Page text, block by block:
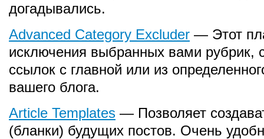
догадывались.
Advanced Category Excluder — Этот
исключения выбранных вами рубрик,
ссылок с главной или из
вашего блога.
Article Templates — Позволяет
(бланки) будущих постов. Очень